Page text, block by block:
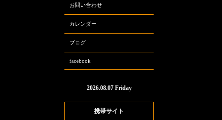
お問い合わせ
カレンダー
ブログ
facebook
2026.08.07 Friday
携帯サイト